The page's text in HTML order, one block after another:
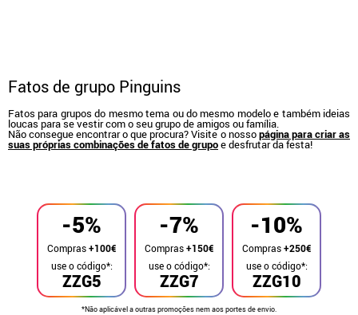
Fatos de grupo Pinguins
Fatos para grupos do mesmo tema ou do mesmo modelo e também ideias
loucas para se vestir com o seu grupo de amigos ou família.
Não consegue encontrar o que procura? Visite o nossopágina para criar as
suas próprias combinações de fatos de grupoe desfrutar da festa!
-5%
Compras+100€
ZZG5
use o código*:
-7%
Compras+150€
ZZG7
use o código*:
-10%
Compras+250€
ZZG10
use o código*:
*Não aplicável a outras promoções nem aos portes de envio.